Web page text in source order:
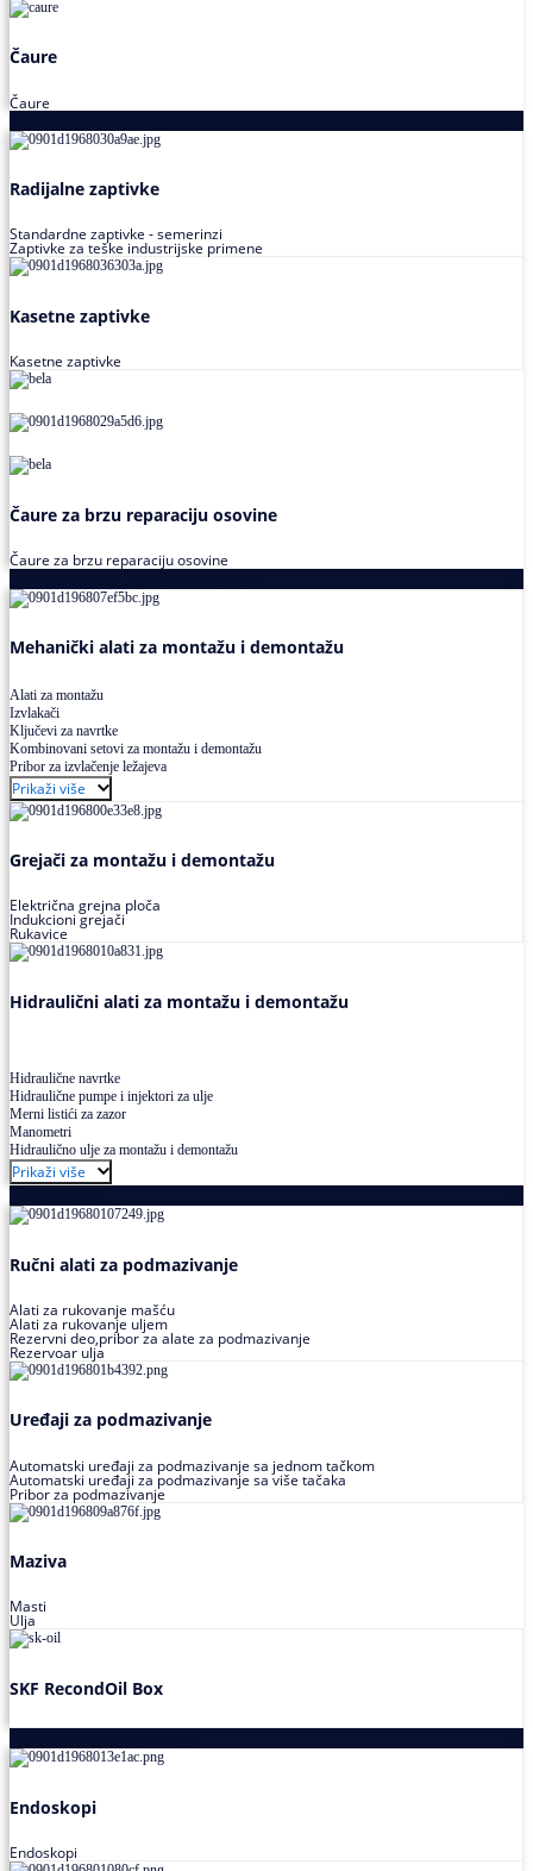
Čaure
Čaure
Radijalne zaptivke
Standardne zaptivke - semerinzi
Zaptivke za teške industrijske primene
Kasetne zaptivke
Kasetne zaptivke
Čaure za brzu reparaciju osovine
Čaure za brzu reparaciju osovine
Mehanički alati za montažu i demontažu
Alati za montažu
Izvlakači
Ključevi za navrtke
Kombinovani setovi za montažu i demontažu
Pribor za izvlačenje ležajeva
Prikaži više
Grejači za montažu i demontažu
Električna grejna ploča
Indukcioni grejači
Rukavice
Hidraulični alati za montažu i demontažu
Hidraulične navrtke
Hidraulične pumpe i injektori za ulje
Merni listići za zazor
Manometri
Hidraulično ulje za montažu i demontažu
Prikaži više
Ručni alati za podmazivanje
Alati za rukovanje mašću
Alati za rukovanje uljem
Rezervni deo,pribor za alate za podmazivanje
Rezervoar ulja
Uređaji za podmazivanje
Automatski uređaji za podmazivanje sa jednom tačkom
Automatski uređaji za podmazivanje sa više tačaka
Pribor za podmazivanje
Maziva
Masti
Ulja
SKF RecondOil Box
Endoskopi
Endoskopi